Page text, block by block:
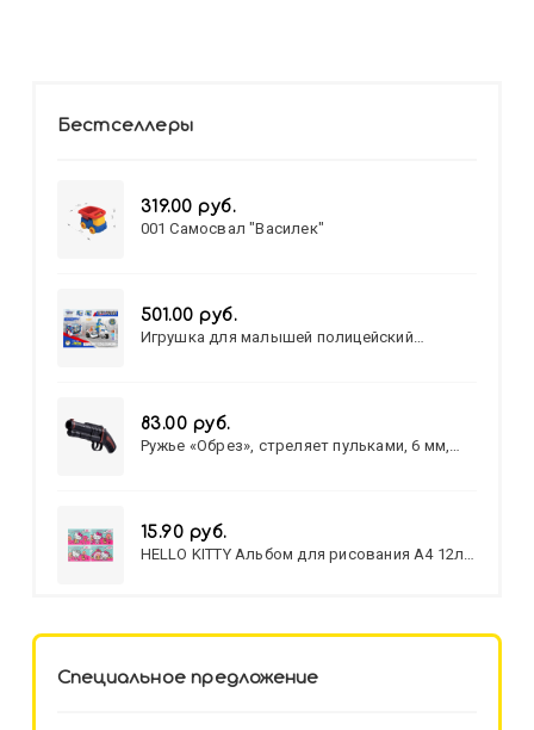
Бестселлеры
319.00 руб.
001 Самосвал "Василек"
501.00 руб.
Игрушка для малышей полицейский
83.00 руб.
Ружье «Обрез», стреляет пульками, 6 мм,
15.90 руб.
HELLO KITTY Альбом для рисования А4 12л.
Специальное предложение